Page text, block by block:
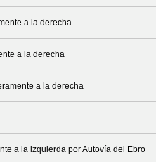
a la derecha
a la derecha
a la derecha
a la izquierda por Autovía del Ebro